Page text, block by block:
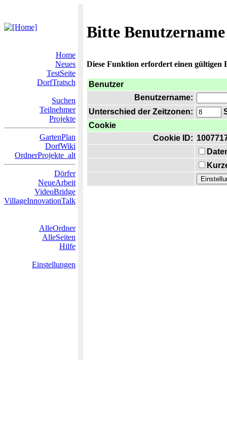
Bitte
Home
Neues
TestSeite
DorfTratsch
Suchen
Teilnehmer
Projekte
GartenPlan
DorfWiki
OrdnerProjekte_alt
Dörfer
NeueArbeit
VideoBridge
VillageInnovationTalk
AlleOrdner
AlleSeiten
Hilfe
Einstellungen
Diese Funktion erfordert einen gültigen
Benutzer
Benutzername:
Unterschied der Zeitzonen:
Cookie
Cookie ID: